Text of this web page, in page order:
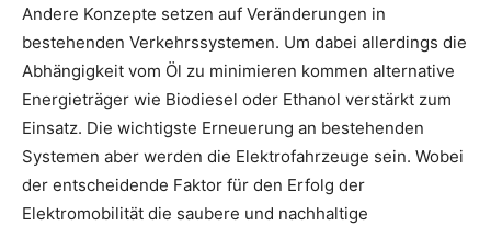
Andere Konzepte setzen auf Veränderungen in
bestehenden Verkehrssystemen. Um dabei allerdings die
Abhängigkeit vom Öl zu minimieren kommen alternative
Energieträger wie Biodiesel oder Ethanol verstärkt zum
Einsatz. Die wichtigste Erneuerung an bestehenden
Systemen aber werden die Elektrofahrzeuge sein. Wobei
der entscheidende Faktor für den Erfolg der
Elektromobilität die saubere und nachhaltige